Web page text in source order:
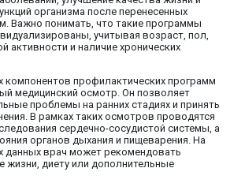
организма после перенесенных
Важно понимать, что такие программы
учитывая возраст, пол,
активности и наличие хронических
компонентов профилактических программ
медицинский осмотр. Он позволяет
проблемы на ранних стадиях и принять
В рамках таких осмотров проводятся
сердечно-сосудистой системы, а
органов дыхания и пищеварения. На
данных врач может рекомендовать
жизни, диету или дополнительные